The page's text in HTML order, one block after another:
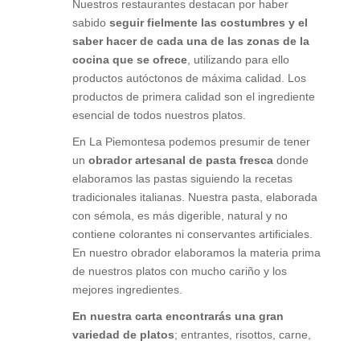
Nuestros restaurantes destacan por haber
sabido seguir fielmente las costumbres y el
saber hacer de cada una de las zonas de la
cocina que se ofrece, utilizando para ello
productos autóctonos de máxima calidad. Los
productos de primera calidad son el ingrediente
esencial de todos nuestros platos.
En La Piemontesa podemos presumir de tener
un obrador artesanal de pasta frescadonde
elaboramos las pastas siguiendo la recetas
tradicionales italianas. Nuestra pasta, elaborada
con sémola, es más digerible, natural y no
contiene colorantes ni conservantes artificiales.
En nuestro obrador elaboramos la materia prima
de nuestros platos con mucho cariño y los
mejores ingredientes.
En nuestra carta encontrarás una gran
variedad de platos; entrantes, risottos, carne,